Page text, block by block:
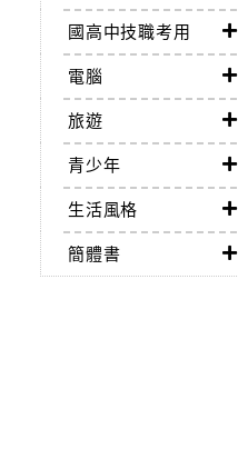
國高中技職考用
電腦
旅遊
青少年
生活風格
簡體書